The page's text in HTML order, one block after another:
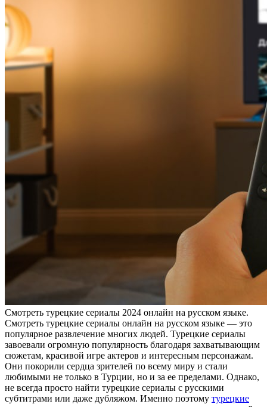
Смoтрeть турeцкиe сeриaлы 2024 онлайн на русском языке.
Смотреть турецкие сериалы онлайн на русском языке — это
популярное развлечение многих людей. Турецкие сериалы
завоевали огромную популярность благодаря захватывающим
сюжетам, красивой игре актеров и интересным персонажам.
Они покорили сердца зрителей по всему миру и стали
любимыми не только в Турции, но и за ее пределами. Однако,
не всегда просто найти турецкие сериалы с русскими
субтитрами или даже дубляжом. Именно поэтому турецкие